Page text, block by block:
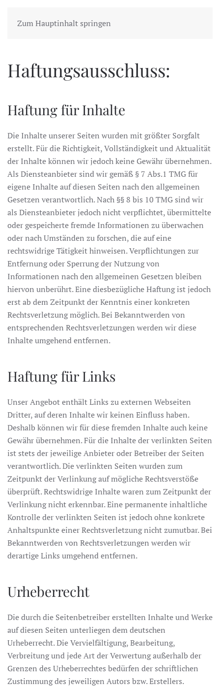
Zum Hauptinhalt springen
Haftungsausschluss:
Haftung für Inhalte
Die Inhalte unserer Seiten wurden mit größter Sorgfalt
erstellt. Für die Richtigkeit, Vollständigkeit und Aktualität
der Inhalte können wir jedoch keine Gewähr übernehmen.
Als Diensteanbieter sind wir gemäß § 7 Abs.1 TMG für
eigene Inhalte auf diesen Seiten nach den allgemeinen
Gesetzen verantwortlich. Nach §§ 8 bis 10 TMG sind wir
als Diensteanbieter jedoch nicht verpflichtet, übermittelte
oder gespeicherte fremde Informationen zu überwachen
oder nach Umständen zu forschen, die auf eine
rechtswidrige Tätigkeit hinweisen. Verpflichtungen zur
Entfernung oder Sperrung der Nutzung von
Informationen nach den allgemeinen Gesetzen bleiben
hiervon unberührt. Eine diesbezügliche Haftung ist jedoch
erst ab dem Zeitpunkt der Kenntnis einer konkreten
Rechtsverletzung möglich. Bei Bekanntwerden von
entsprechenden Rechtsverletzungen werden wir diese
Inhalte umgehend entfernen.
Haftung für Links
Unser Angebot enthält Links zu externen Webseiten
Dritter, auf deren Inhalte wir keinen Einfluss haben.
Deshalb können wir für diese fremden Inhalte auch keine
Gewähr übernehmen. Für die Inhalte der verlinkten Seiten
ist stets der jeweilige Anbieter oder Betreiber der Seiten
verantwortlich. Die verlinkten Seiten wurden zum
Zeitpunkt der Verlinkung auf mögliche Rechtsverstöße
überprüft. Rechtswidrige Inhalte waren zum Zeitpunkt der
Verlinkung nicht erkennbar. Eine permanente inhaltliche
Kontrolle der verlinkten Seiten ist jedoch ohne konkrete
Anhaltspunkte einer Rechtsverletzung nicht zumutbar. Bei
Bekanntwerden von Rechtsverletzungen werden wir
derartige Links umgehend entfernen.
Urheberrecht
Die durch die Seitenbetreiber erstellten Inhalte und Werke
auf diesen Seiten unterliegen dem deutschen
Urheberrecht. Die Vervielfältigung, Bearbeitung,
Verbreitung und jede Art der Verwertung außerhalb der
Grenzen des Urheberrechtes bedürfen der schriftlichen
Zustimmung des jeweiligen Autors bzw. Erstellers.